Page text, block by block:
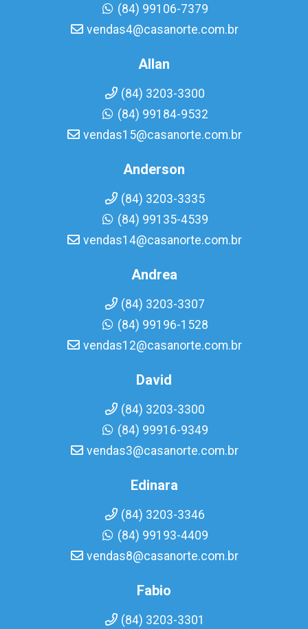
(84) 99106-7379
vendas4@casanorte.com.br
Allan
(84) 3203-3300
(84) 99184-9532
vendas15@casanorte.com.br
Anderson
(84) 3203-3335
(84) 99135-4539
vendas14@casanorte.com.br
Andrea
(84) 3203-3307
(84) 99196-1528
vendas12@casanorte.com.br
David
(84) 3203-3300
(84) 99916-9349
vendas3@casanorte.com.br
Edinara
(84) 3203-3346
(84) 99193-4409
vendas8@casanorte.com.br
Fabio
(84) 3203-3301